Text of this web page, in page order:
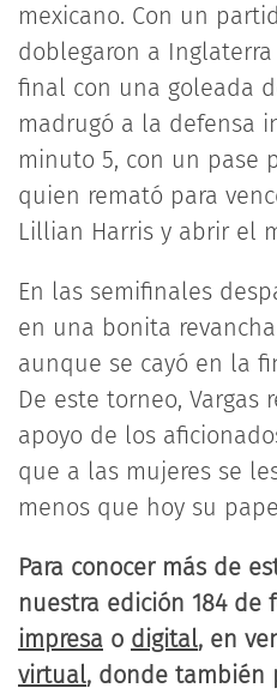
mexicano. Con un
doblegaron a
final con una goleada
madrugó a la defensa
minuto 5, con un pase
quien remató para
Lillian Harris y abrir el
En las semifinales
en una bonita
aunque se cayó en la
De este torneo, Vargas
apoyo de los
que a las mujeres se
menos que hoy su
Para conocer más de
nuestra edición 184 de
impresa o digital, en
virtual, donde también